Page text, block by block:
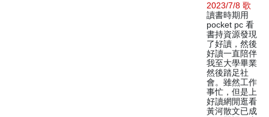
2023/7/8 歌
讀書時期用
pocket pc 看
書持資源發現
了好讀，然後
好讀一直陪伴
我至大學畢業
然後踏足社
會。雖然工作
事忙，但是上
好讀網閒逛看
黃河散文已成